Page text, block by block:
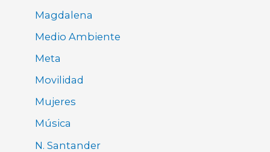
Magdalena
Medio Ambiente
Meta
Movilidad
Mujeres
Música
N. Santander